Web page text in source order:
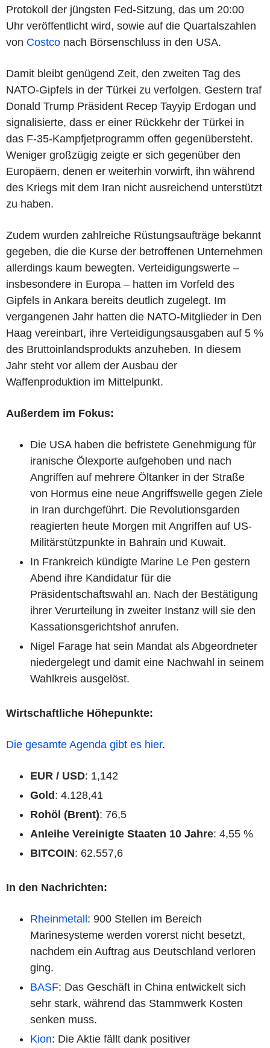
Protokoll der jüngsten Fed-Sitzung, das um 20:00
Uhr veröffentlicht wird, sowie auf die Quartalszahlen
von Costco nach Börsenschluss in den USA.
Damit bleibt genügend Zeit, den zweiten Tag des
NATO-Gipfels in der Türkei zu verfolgen. Gestern traf
Donald Trump Präsident Recep Tayyip Erdogan und
signalisierte, dass er einer Rückkehr der Türkei in
das F-35-Kampfjetprogramm offen gegenübersteht.
Weniger großzügig zeigte er sich gegenüber den
Europäern, denen er weiterhin vorwirft, ihn während
des Kriegs mit dem Iran nicht ausreichend unterstützt
zu haben.
Zudem wurden zahlreiche Rüstungsaufträge bekannt
gegeben, die die Kurse der betroffenen Unternehmen
allerdings kaum bewegten. Verteidigungswerte –
insbesondere in Europa – hatten im Vorfeld des
Gipfels in Ankara bereits deutlich zugelegt. Im
vergangenen Jahr hatten die NATO-Mitglieder in Den
Haag vereinbart, ihre Verteidigungsausgaben auf 5 %
des Bruttoinlandsprodukts anzuheben. In diesem
Jahr steht vor allem der Ausbau der
Waffenproduktion im Mittelpunkt.
Außerdem im Fokus:
Die USA haben die befristete Genehmigung für
iranische Ölexporte aufgehoben und nach
Angriffen auf mehrere Öltanker in der Straße
von Hormus eine neue Angriffswelle gegen Ziele
in Iran durchgeführt. Die Revolutionsgarden
reagierten heute Morgen mit Angriffen auf US-
Militärstützpunkte in Bahrain und Kuwait.
In Frankreich kündigte Marine Le Pen gestern
Abend ihre Kandidatur für die
Präsidentschaftswahl an. Nach der Bestätigung
ihrer Verurteilung in zweiter Instanz will sie den
Kassationsgerichtshof anrufen.
Nigel Farage hat sein Mandat als Abgeordneter
niedergelegt und damit eine Nachwahl in seinem
Wahlkreis ausgelöst.
Wirtschaftliche Höhepunkte:
Die gesamte Agenda gibt es hier.
EUR / USD: 1,142
Gold: 4.128,41
Rohöl (Brent): 76,5
Anleihe Vereinigte Staaten 10 Jahre: 4,55 %
BITCOIN: 62.557,6
In den Nachrichten:
Rheinmetall: 900 Stellen im Bereich
Marinesysteme werden vorerst nicht besetzt,
nachdem ein Auftrag aus Deutschland verloren
ging.
BASF: Das Geschäft in China entwickelt sich
sehr stark, während das Stammwerk Kosten
senken muss.
Kion: Die Aktie fällt dank positiver